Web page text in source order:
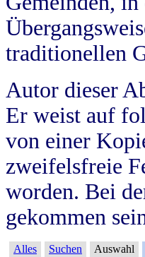
traditionellen
Autor dieser
Er weist auf
von einer
zweifelsfreie
worden. Bei
gekommen
Alles Suchen Auswahl